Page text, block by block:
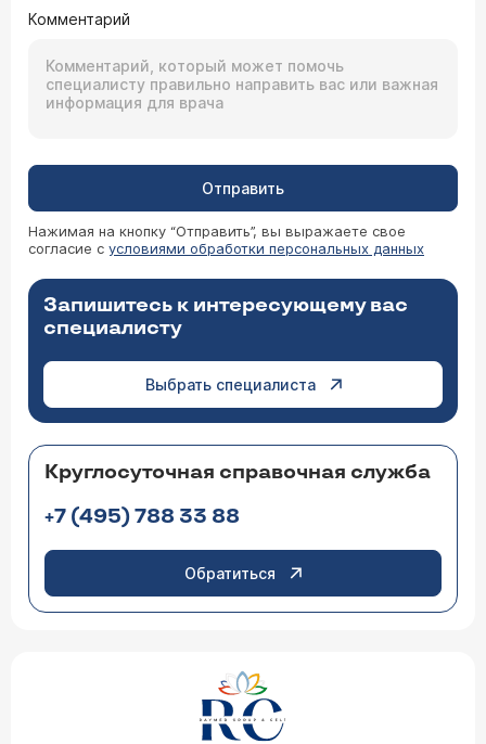
Комментарий
Отправить
Нажимая на кнопку “Отправить”, вы выражаете свое
согласие с условиями обработки персональных данных
Запишитесь к интересующему вас
специалисту
Выбрать специалиста
Круглосуточная справочная служба
+7 (495) 788 33 88
Обратиться